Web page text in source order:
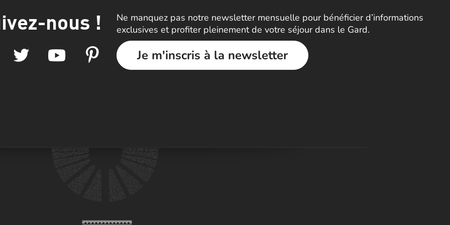
nous !
Ne manquez pas notre newsletter mensuelle pour bénéficier d’informations
exclusives et profiter pleinement de votre séjour dans le Gard.
Je m'inscris à la newsletter